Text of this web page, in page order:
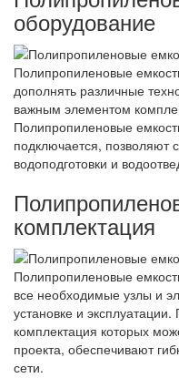
оборудование
Полипропиленовые
дополнять различные
важным элементом
Полипропиленовые
подключается, позволяют
водоподготовки и
комплектация
Полипропиленовые
все необходимые узлы и
установке и
комплектация которых
проекта, обеспечивают
сети.